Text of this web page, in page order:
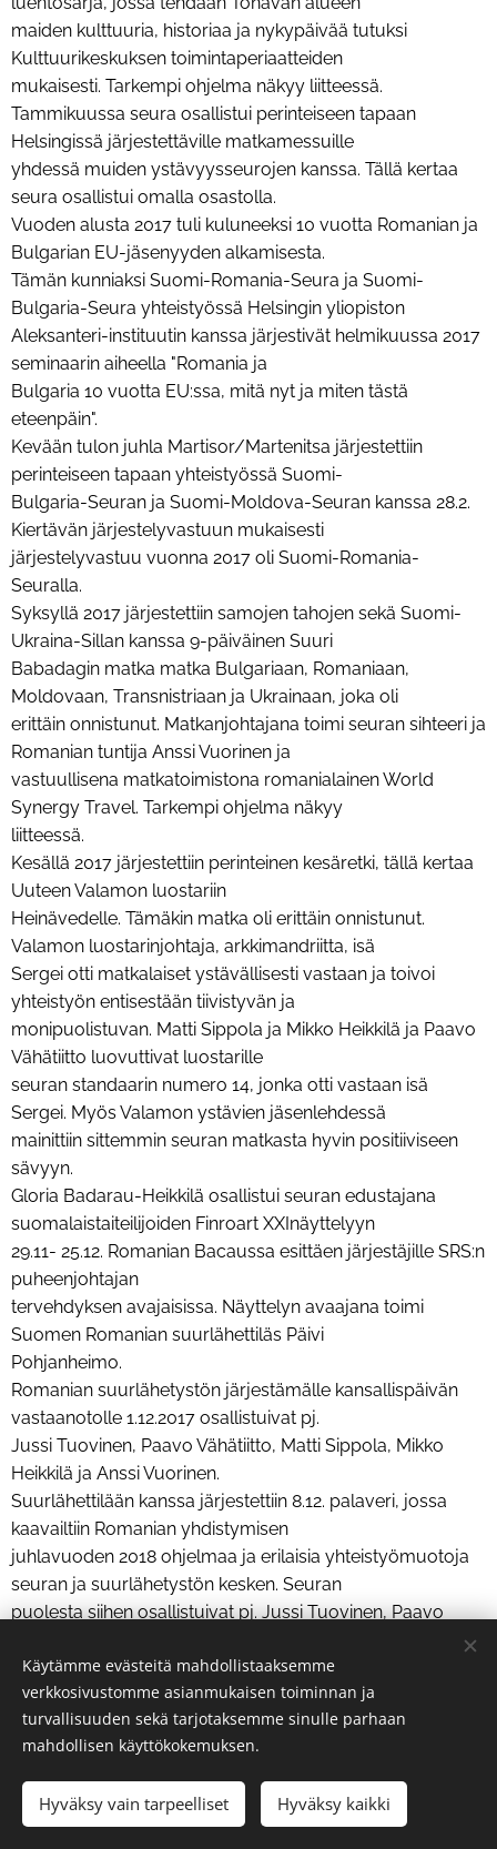
maiden kulttuuria, historiaa ja nykypäivää tutuksi
Kulttuurikeskuksen toimintaperiaatteiden
mukaisesti. Tarkempi ohjelma näkyy liitteessä.
Tammikuussa seura osallistui perinteiseen tapaan
Helsingissä järjestettäville matkamessuille
yhdessä muiden ystävyysseurojen kanssa. Tällä kertaa
seura osallistui omalla osastolla.
Vuoden alusta 2017 tuli kuluneeksi 10 vuotta Romanian ja
Bulgarian EU-jäsenyyden alkamisesta.
Tämän kunniaksi Suomi-Romania-Seura ja Suomi-
Bulgaria-Seura yhteistyössä Helsingin yliopiston
Aleksanteri-instituutin kanssa järjestivät helmikuussa 2017
seminaarin aiheella "Romania ja
Bulgaria 10 vuotta EU:ssa, mitä nyt ja miten tästä
eteenpäin".
Kevään tulon juhla Martisor/Martenitsa järjestettiin
perinteiseen tapaan yhteistyössä Suomi-
Bulgaria-Seuran ja Suomi-Moldova-Seuran kanssa 28.2.
Kiertävän järjestelyvastuun mukaisesti
järjestelyvastuu vuonna 2017 oli Suomi-Romania-
Seuralla.
Syksyllä 2017 järjestettiin samojen tahojen sekä Suomi-
Ukraina-Sillan kanssa 9-päiväinen Suuri
Babadagin matka matka Bulgariaan, Romaniaan,
Moldovaan, Transnistriaan ja Ukrainaan, joka oli
erittäin onnistunut. Matkanjohtajana toimi seuran sihteeri ja
Romanian tuntija Anssi Vuorinen ja
vastuullisena matkatoimistona romanialainen World
Synergy Travel. Tarkempi ohjelma näkyy
liitteessä.
Kesällä 2017 järjestettiin perinteinen kesäretki, tällä kertaa
Uuteen Valamon luostariin
Heinävedelle. Tämäkin matka oli erittäin onnistunut.
Valamon luostarinjohtaja, arkkimandriitta, isä
Sergei otti matkalaiset ystävällisesti vastaan ja toivoi
yhteistyön entisestään tiivistyvän ja
monipuolistuvan. Matti Sippola ja Mikko Heikkilä ja Paavo
Vähätiitto luovuttivat luostarille
seuran standaarin numero 14, jonka otti vastaan isä
Sergei. Myös Valamon ystävien jäsenlehdessä
mainittiin sittemmin seuran matkasta hyvin positiiviseen
sävyyn.
Gloria Badarau-Heikkilä osallistui seuran edustajana
suomalaistaiteilijoiden Finroart XXInäyttelyyn
29.11- 25.12. Romanian Bacaussa esittäen järjestäjille SRS:n
puheenjohtajan
tervehdyksen avajaisissa. Näyttelyn avaajana toimi
Suomen Romanian suurlähettiläs Päivi
Pohjanheimo.
Romanian suurlähetystön järjestämälle kansallispäivän
vastaanotolle 1.12.2017 osallistuivat pj.
Jussi Tuovinen, Paavo Vähätiitto, Matti Sippola, Mikko
Heikkilä ja Anssi Vuorinen.
Suurlähettilään kanssa järjestettiin 8.12. palaveri, jossa
kaavailtiin Romanian yhdistymisen
juhlavuoden 2018 ohjelmaa ja erilaisia yhteistyömuotoja
seuran ja suurlähetystön kesken. Seuran
puolesta siihen osallistuivat pj. Jussi Tuovinen, Paavo
Heikkilä.
Helsingissä 28.2.2018
Suomi-Romania-Seura
Käytämme evästeitä mahdollistaaksemme
verkkosivustomme asianmukaisen toiminnan ja
turvallisuuden sekä tarjotaksemme sinulle parhaan
mahdollisen käyttökokemuksen.
Hyväksy vain tarpeelliset Hyväksy kaikki